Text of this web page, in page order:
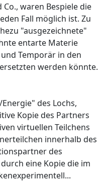
waren Bespiele die
Fall möglich ist. Zu
"ausgezeichnete"
entarte Materie
Temporär in den
werden könnte.
des Lochs,
Kopie des Partners
virtuellen Teilchens
innerhalb des
des
eine Kopie die im